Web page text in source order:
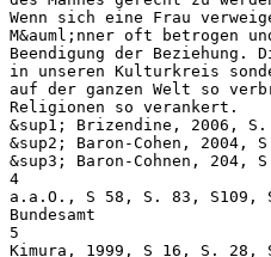
Wenn sich eine Frau
M&auml;nner oft betrogen
Beendigung der Beziehung.
in unseren Kulturkreis
auf der ganzen Welt so
Religionen so verankert.
&sup1; Brizendine, 2006, S.
&sup2; Baron-Cohen, 2004,
&sup3; Baron-Cohnen, 204,
4
a.a.O., S 58, S. 83, S109,
Bundesamt
5
Kimura, 1999, S 16, S. 28,